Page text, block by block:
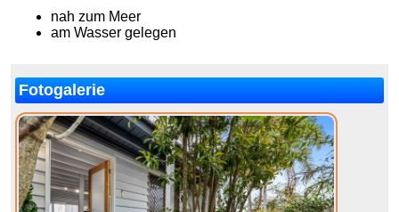
nah zum Meer
am Wasser gelegen
Fotogalerie